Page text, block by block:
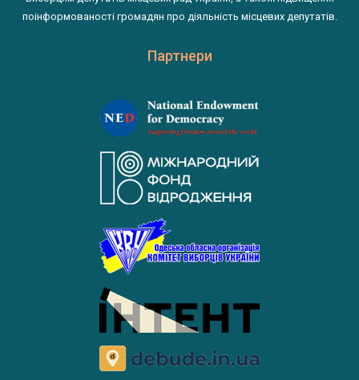
поінформованості громадян про діяльність місцевих депутатів.
Партнери